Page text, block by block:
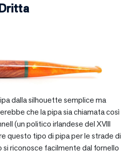
dalla silhouette semplice ma
che la pipa sia chiamata così
(un politico irlandese del XVIII
questo tipo di pipa per le strade di
si riconosce facilmente dal fornello